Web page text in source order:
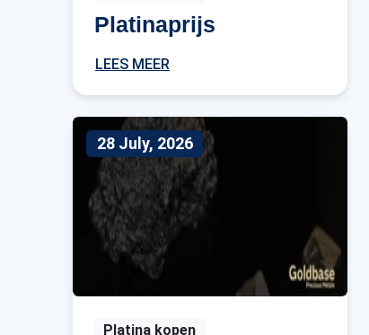
Platinaprijs
LEES MEER
28 July, 2026
Platina kopen